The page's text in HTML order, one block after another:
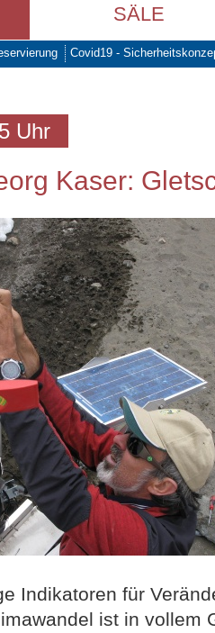
SÄLE
Covid19 -
Uhr
Kaser:
Indikatoren für
ist in vollem